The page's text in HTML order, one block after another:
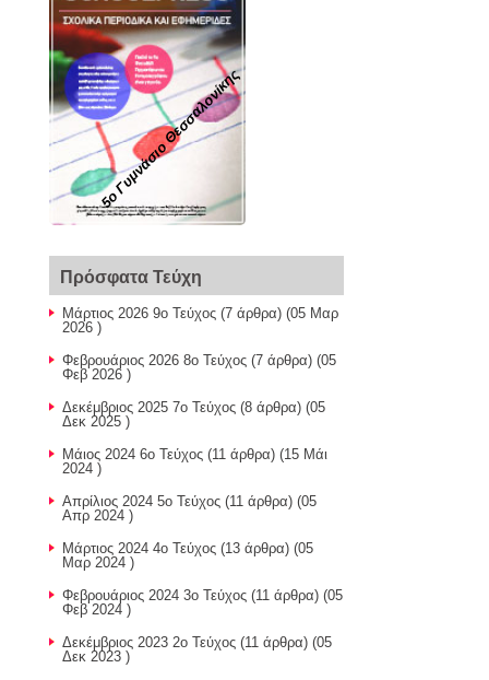
5ο Γυμνάσιο Θεσσαλονίκης
Πρόσφατα Τεύχη
Μάρτιος 2026 9ο Τεύχος (7 άρθρα) (05 Μαρ
2026 )
Φεβρουάριος 2026 8ο Τεύχος (7 άρθρα) (05
Φεβ 2026 )
Δεκέμβριος 2025 7ο Τεύχος (8 άρθρα) (05
Δεκ 2025 )
Μάιος 2024 6ο Τεύχος (11 άρθρα) (15 Μάι
2024 )
Απρίλιος 2024 5ο Τεύχος (11 άρθρα) (05
Απρ 2024 )
Μάρτιος 2024 4ο Τεύχος (13 άρθρα) (05
Μαρ 2024 )
Φεβρουάριος 2024 3ο Τεύχος (11 άρθρα) (05
Φεβ 2024 )
Δεκέμβριος 2023 2ο Τεύχος (11 άρθρα) (05
Δεκ 2023 )